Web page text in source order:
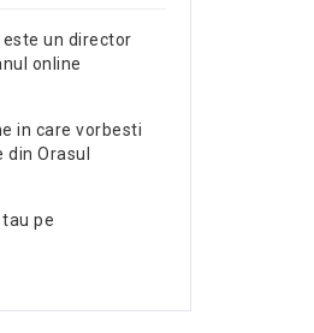
este un director
online
in care vorbesti
Orasul
pe